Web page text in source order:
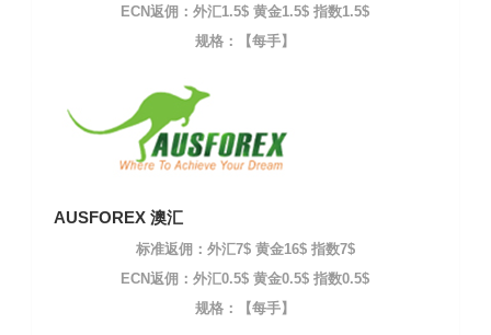
ECN返佣：外汇1.5$ 黄金1.5$ 指数1.5$
规格：【每手】
AUSFOREX 澳汇
标准返佣：外汇7$ 黄金16$ 指数7$
ECN返佣：外汇0.5$ 黄金0.5$ 指数0.5$
规格：【每手】